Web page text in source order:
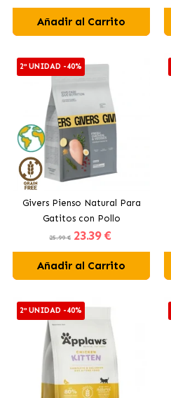
Añadir al Carrito
2ª UNIDAD -40%
Givers Pienso Natural Para
Gatitos con Pollo
25.99 € 23.39 €
Añadir al Carrito
2ª UNIDAD -40%